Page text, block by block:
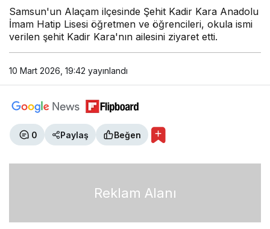
Samsun'un Alaçam ilçesinde Şehit Kadir Kara Anadolu
İmam Hatip Lisesi öğretmen ve öğrencileri, okula ismi
verilen şehit Kadir Kara'nın ailesini ziyaret etti.
10 Mart 2026, 19:42 yayınlandı
0 Paylaş Beğen
Reklam Alanı